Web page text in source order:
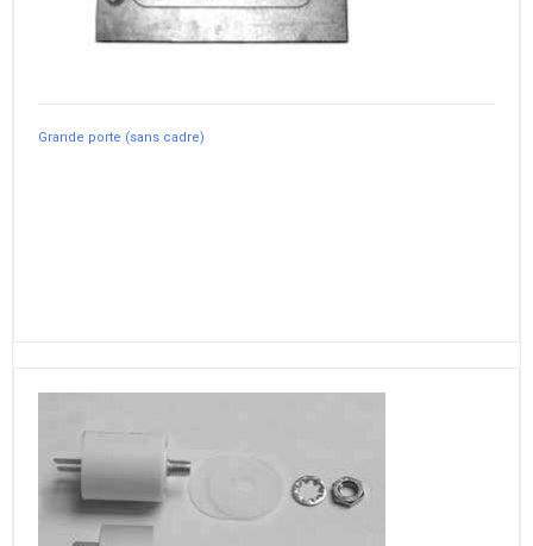
Grande porte (sans cadre)